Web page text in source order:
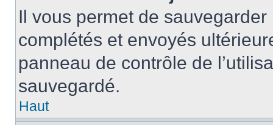
Il vous permet de
complétés et envoyés
panneau de contrôle de
sauvegardé.
Haut